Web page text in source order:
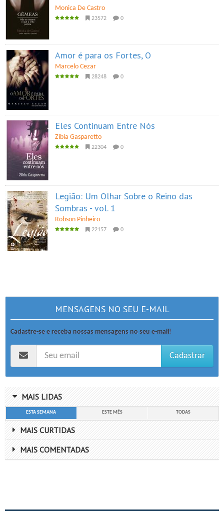
Monica De Castro
23572 0
Amor é para os Fortes, O
Marcelo Cezar
28248 0
Eles Continuam Entre Nós
Zibia Gasparetto
22304 0
Legião: Um Olhar Sobre o Reino das
Sombras - vol. 1
Robson Pinheiro
22157 0
MENSAGENS NO SEU E-MAIL
Cadastre-se e receba nossas mensagens no seu e-mail!
Cadastrar
MAIS LIDAS
ESTA SEMANA ESTE MÊS TODAS
MAIS CURTIDAS
MAIS COMENTADAS